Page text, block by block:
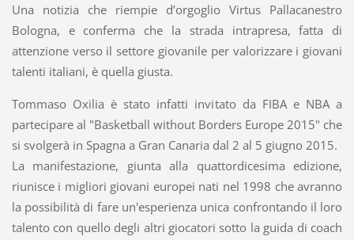
Una notizia che riempie d’orgoglio Virtus Pallacanestro
Bologna, e conferma che la strada intrapresa, fatta di
attenzione verso il settore giovanile per valorizzare i giovani
talenti italiani, è quella giusta.
Tommaso Oxilia è stato infatti invitato da FIBA e NBA a
partecipare al "Basketball without Borders Europe 2015" che
si svolgerà in Spagna a Gran Canaria dal 2 al 5 giugno 2015.
La manifestazione, giunta alla quattordicesima edizione,
riunisce i migliori giovani europei nati nel 1998 che avranno
la possibilità di fare un'esperienza unica confrontando il loro
talento con quello degli altri giocatori sotto la guida di coach